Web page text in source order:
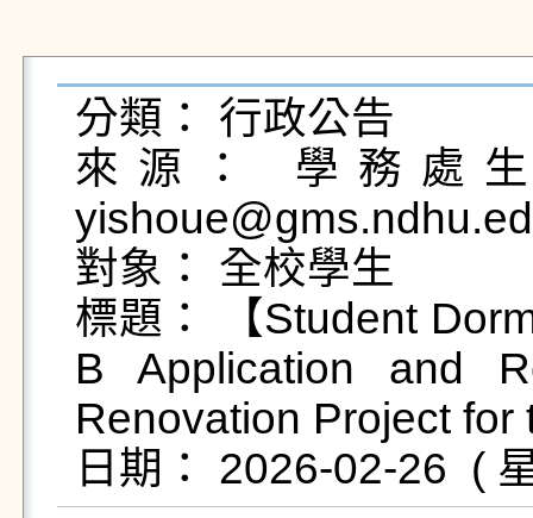
分類： 行政公告
來源： 學務處
對象： 全校學生
標題： 【Student
B Application and
Renovation Project for